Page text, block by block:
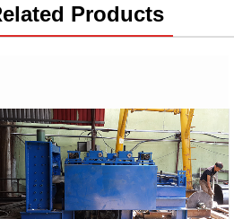
Products